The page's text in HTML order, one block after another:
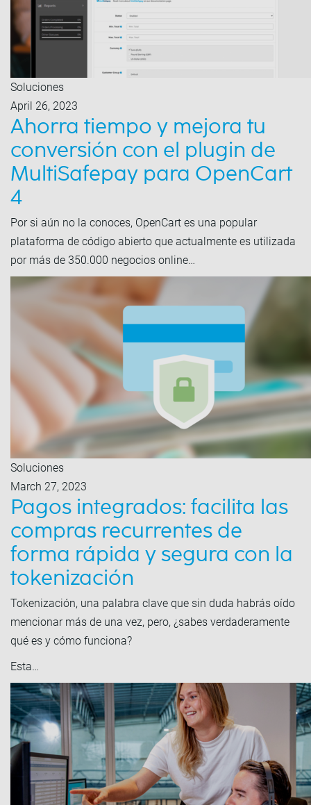
Soluciones
April 26, 2023
Ahorra tiempo y mejora tu
conversión con el plugin de
MultiSafepay para OpenCart
4
Por si aún no la conoces, OpenCart es una popular
plataforma de código abierto que actualmente es utilizada
por más de 350.000 negocios online…
Soluciones
March 27, 2023
Pagos integrados: facilita las
compras recurrentes de
forma rápida y segura con la
tokenización
Tokenización, una palabra clave que sin duda habrás oído
mencionar más de una vez, pero, ¿sabes verdaderamente
qué es y cómo funciona?
Esta…